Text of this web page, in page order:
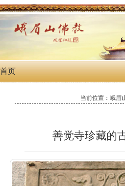
首页
当前位置：峨眉
善觉寺珍藏的